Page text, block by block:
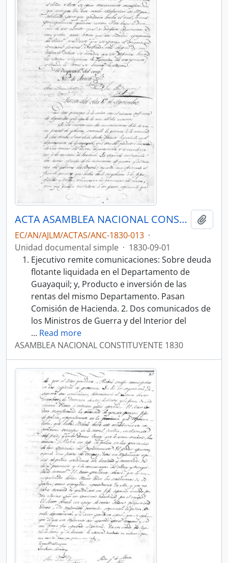
ACTA ASAMBLEA NACIONAL CONSTITUYENTE 1830
EC/AN/AJLM/ACTAS/ANC-1830-013 ·
Unidad documental simple · 1830-09-01
Ejecutivo remite comunicaciones: Sobre deuda
flotante liquidada en el Departamento de
Guayaquil; y, Producto e inversión de las
rentas del mismo Departamento. Pasan
Comisión de Hacienda. 2. Dos comunicados de
los Ministros de Guerra y del Interior del
… Read more
ASAMBLEA NACIONAL CONSTITUYENTE 1830